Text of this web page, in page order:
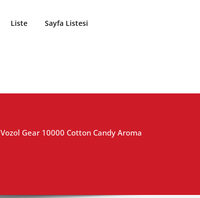
Liste Sayfa Listesi
Vozol Gear 10000 Cotton Candy Aroma